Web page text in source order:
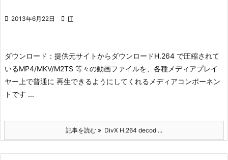
 2013年6月22日  IT
ダウンロード： 提供元サイトからダウンロードH.264 で圧縮されて
いるMP4/MKV/M2TS 等々の動画ファイルを、各種メディアプレイ
ヤー上で普通に 再生できるようにしてくれるメディアコンポーネン
トです ...
記事を読む DivX H.264 decod ...